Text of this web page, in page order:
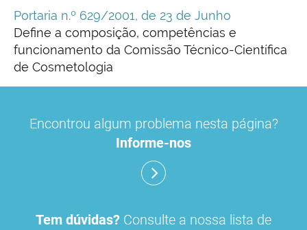
Portaria n.º 629/2001, de 23 de Junho
Define a composição, competências e
funcionamento da Comissão Técnico-Científica
de Cosmetologia
Encontrou algum problema nesta página?
Informe-nos
Tem dúvidas? Consulte a nossa lista de